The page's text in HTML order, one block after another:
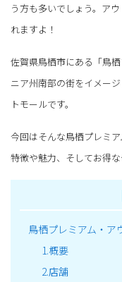
う方も多いでしょう。ア
れますよ！
佐賀県鳥栖市にある「鳥
ニア州南部の街をイメー
トモールです。
今回はそんな鳥栖プレミ
特徴や魅力、そしてお得
鳥栖プレミアム・ア
1.概要
2.店舗